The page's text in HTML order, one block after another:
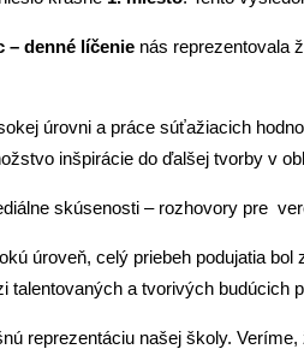
– denné líčenie nás reprezentovala
úrovni a práce súťažiacich
inšpirácie do ďalšej tvorby v
skúsenosti – rozhovory pre
úroveň, celý priebeh podujatia
talentovaných a tvorivých budúcich
reprezentáciu našej školy.